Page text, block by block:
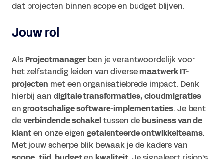
dat projecten binnen scope en budget blijven.
Jouw rol
Als Projectmanagerben je verantwoordelijk voor
het zelfstandig leiden van diversemaatwerk IT-
projecten met een organisatiebrede impact. Denk
hierbij aan digitale transformaties, cloudmigraties
engrootschalige software-implementaties. Je bent
deverbindende schakeltussen debusiness van de
klanten onze eigen getalenteerde ontwikkelteams.
Met jouw scherpe blik bewaak je de kaders van